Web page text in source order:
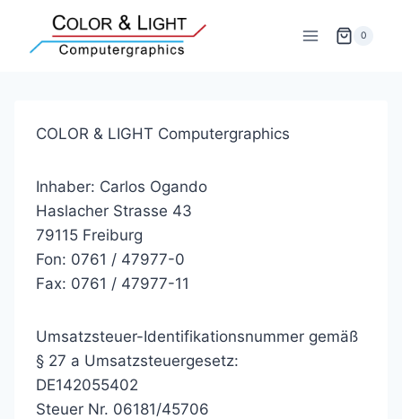
springen
0
COLOR & LIGHT Computergraphics
Inhaber: Carlos Ogando
Haslacher Strasse 43
79115 Freiburg
Fon: 0761 / 47977-0
Fax: 0761 / 47977-11
Umsatzsteuer-Identifikationsnummer gemäß
§ 27 a Umsatzsteuergesetz:
DE142055402
Steuer Nr. 06181/45706